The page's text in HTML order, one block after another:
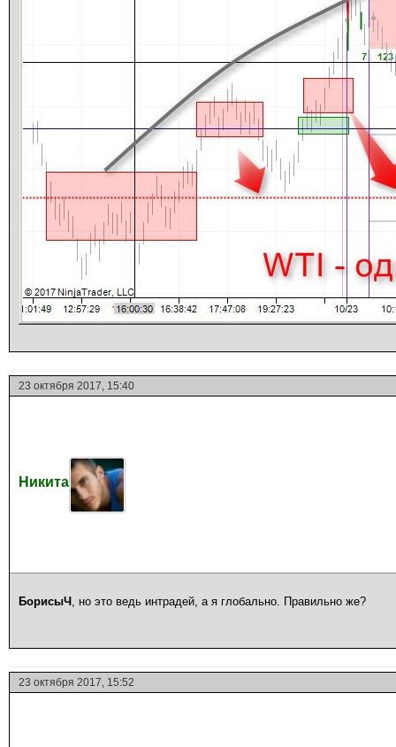
23 октября 2017, 15:40
Никита
БорисыЧ , но это ведь интрадей, а я глобально. Правильно же?
23 октября 2017, 15:52